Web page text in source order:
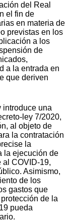
del Real
el fin de
en materia de
previstas en los
a los
de
a la entrada en
que deriven
introduce una
ley 7/2020,
al objeto de
la contratación
la
la ejecución de
al COVID-19,
Asimismo,
de los
gastos que
de la
pueda